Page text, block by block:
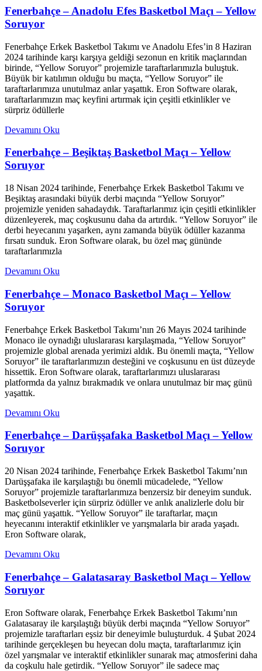
Fenerbahçe – Anadolu Efes Basketbol Maçı – Yellow
Soruyor
Fenerbahçe Erkek Basketbol Takımı ve Anadolu Efes’in 8 Haziran
2024 tarihinde karşı karşıya geldiği sezonun en kritik maçlarından
birinde, “Yellow Soruyor” projemizle taraftarlarımızla buluştuk.
Büyük bir katılımın olduğu bu maçta, “Yellow Soruyor” ile
taraftarlarımıza unutulmaz anlar yaşattık. Eron Software olarak,
taraftarlarımızın maç keyfini artırmak için çeşitli etkinlikler ve
sürpriz ödüllerle
Devamını Oku
Fenerbahçe – Beşiktaş Basketbol Maçı – Yellow
Soruyor
18 Nisan 2024 tarihinde, Fenerbahçe Erkek Basketbol Takımı ve
Beşiktaş arasındaki büyük derbi maçında “Yellow Soruyor”
projemizle yeniden sahadaydık. Taraftarlarımız için çeşitli etkinlikler
düzenleyerek, maç coşkusunu daha da artırdık. “Yellow Soruyor” ile
derbi heyecanını yaşarken, aynı zamanda büyük ödüller kazanma
fırsatı sunduk. Eron Software olarak, bu özel maç gününde
taraftarlarımızla
Devamını Oku
Fenerbahçe – Monaco Basketbol Maçı – Yellow
Soruyor
Fenerbahçe Erkek Basketbol Takımı’nın 26 Mayıs 2024 tarihinde
Monaco ile oynadığı uluslararası karşılaşmada, “Yellow Soruyor”
projemizle global arenada yerimizi aldık. Bu önemli maçta, “Yellow
Soruyor” ile taraftarlarımızın desteğini ve coşkusunu en üst düzeyde
hissettik. Eron Software olarak, taraftarlarımızı uluslararası
platformda da yalnız bırakmadık ve onlara unutulmaz bir maç günü
yaşattık.
Devamını Oku
Fenerbahçe – Darüşşafaka Basketbol Maçı – Yellow
Soruyor
20 Nisan 2024 tarihinde, Fenerbahçe Erkek Basketbol Takımı’nın
Darüşşafaka ile karşılaştığı bu önemli mücadelede, “Yellow
Soruyor” projemizle taraftarlarımıza benzersiz bir deneyim sunduk.
Basketbolseverler için sürpriz ödüller ve anlık analizlerle dolu bir
maç günü yaşattık. “Yellow Soruyor” ile taraftarlar, maçın
heyecanını interaktif etkinlikler ve yarışmalarla bir arada yaşadı.
Eron Software olarak,
Devamını Oku
Fenerbahçe – Galatasaray Basketbol Maçı – Yellow
Soruyor
Eron Software olarak, Fenerbahçe Erkek Basketbol Takımı’nın
Galatasaray ile karşılaştığı büyük derbi maçında “Yellow Soruyor”
projemizle taraftarları eşsiz bir deneyimle buluşturduk. 4 Şubat 2024
tarihinde gerçekleşen bu heyecan dolu maçta, taraftarlarımız için
özel yarışmalar ve interaktif etkinlikler sunarak maç atmosferini daha
da coşkulu hale getirdik. “Yellow Soruyor” ile sadece maç